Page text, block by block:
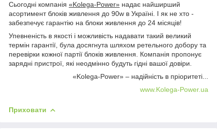
Сьогодні компанія «Kolega-Power» надає найширший
асортимент блоків живлення до 90w в Україні. І як не хто -
забезпечує гарантію на блоки живлення до 24 місяців!
Упевненість в якості і можливість надавати такий великий
термін гарантії, була досягнута шляхом ретельного добору та
перевірки кожної партії блоків живлення. Компанія пропонує
зарядні пристрої, які неодмінно будуть гідні вашої довіри.
«Kolega-Power» – надійність в пріоритеті...
www.Kolega-Power.ua
Приховати